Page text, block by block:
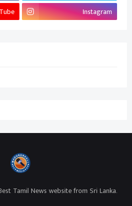
Instagram
Tamil News website from Sri Lanka.